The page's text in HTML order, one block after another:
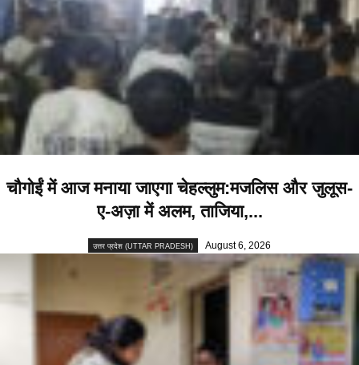
चौगोईं में आज मनाया जाएगा चेहल्लुम:मजलिस और जुलूस-
ए-अज़ा में अलम, ताजिया,...
उत्तर प्रदेश (UTTAR PRADESH) August 6, 2026